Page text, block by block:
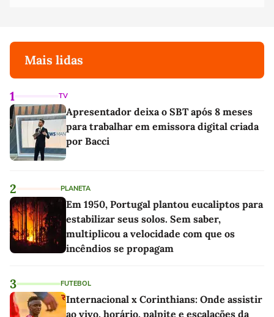
Mais lidas
1 TV
Apresentador deixa o SBT após 8 meses
para trabalhar em emissora digital criada
por Bacci
2 PLANETA
Em 1950, Portugal plantou eucaliptos para
estabilizar seus solos. Sem saber,
multiplicou a velocidade com que os
incêndios se propagam
3 FUTEBOL
Internacional x Corinthians: Onde assistir
ao vivo, horário, palpite e escalações da